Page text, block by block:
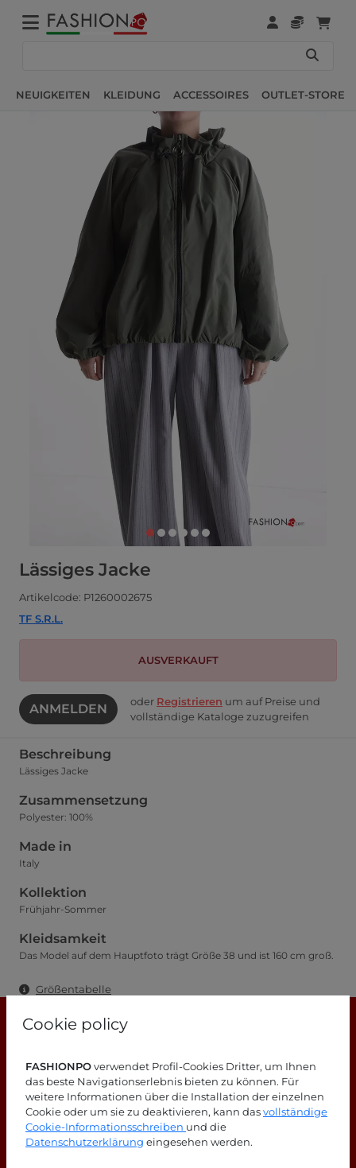
Cookie policy
FASHIONPOverwendet Profil-Cookies Dritter, um Ihnen
das beste Navigationserlebnis bieten zu können. Für
weitere Informationen über die Installation der einzelnen
Cookie oder um sie zu deaktivieren, kann dasvollständige
Cookie-Informationsschreiben und die
Datenschutzerklärung eingesehen werden.
NEUIGKEITEN KLEIDUNG ACCESSOIRES OUTLET-STORE
Lässiges Jacke
Artikelcode: P1260002675
TF S.R.L.
AUSVERKAUFT
ANMELDEN oder Registrieren um auf Preise und
vollständige Kataloge zuzugreifen
Beschreibung
Lässiges Jacke
Zusammensetzung
Polyester: 100%
Made in
Italy
Kollektion
Frühjahr-Sommer
Kleidsamkeit
Das Model auf dem Hauptfoto trägt Größe 38 und ist 160 cm groß.
Größentabelle
Suchen Sie nach Antworten?
Schauen Sie sich unsere FAQ-Seite an!